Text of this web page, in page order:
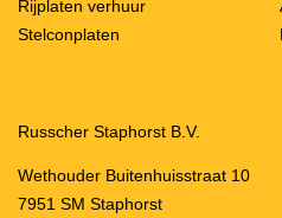
Rijplaten verhuur
Stelconplaten
Russcher Staphorst B.V.
Wethouder Buitenhuisstraat 10
7951 SM Staphorst